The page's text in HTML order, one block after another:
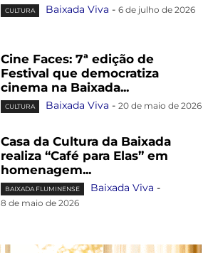
CULTURA Baixada Viva - 6 de julho de 2026
Cine Faces: 7ª edição de
Festival que democratiza
cinema na Baixada...
CULTURA Baixada Viva - 20 de maio de 2026
Casa da Cultura da Baixada
realiza “Café para Elas” em
homenagem...
BAIXADA FLUMINENSE Baixada Viva -
8 de maio de 2026